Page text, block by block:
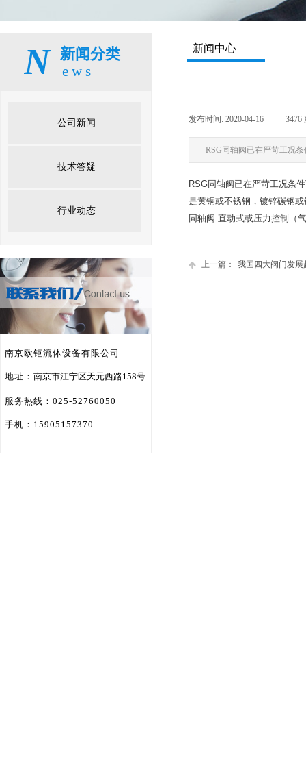
N 新闻中心
新闻分类
ews
发布时间: 2020-04-16 3476
RSG同轴阀已在严苛工况
RSG同轴阀已在严苛工况条
是黄铜或不锈钢，镀锌碳钢
同轴阀 直动式或压力控制（
上一篇： 我国四大阀门发展
公司新闻
技术答疑
行业动态
南京欧钜流体设备有限公司
地址 ： 南京市江宁区天元西路158号
服务热线：025-52760050
手机：15905157370